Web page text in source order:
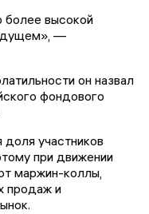
более высокой
—
он назвал
фондового
участников
при движении
маржин-коллы,
продаж и